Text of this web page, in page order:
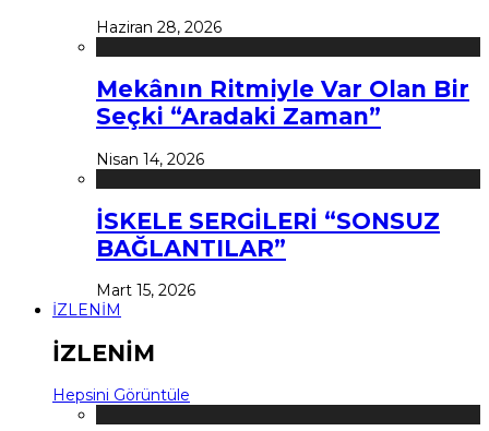
Haziran 28, 2026
Mekânın Ritmiyle Var Olan Bir
Seçki “Aradaki Zaman”
Nisan 14, 2026
İSKELE SERGİLERİ “SONSUZ
BAĞLANTILAR”
Mart 15, 2026
İZLENİM
İZLENİM
Hepsini Görüntüle